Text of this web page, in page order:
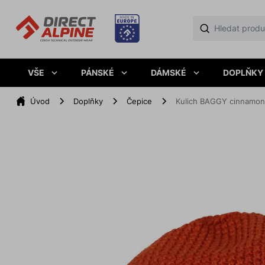
VŠE PÁNSKÉ DÁMSKÉ DOPLŇKY
Úvod Doplňky Čepice Kulich BAGGY cinnamon